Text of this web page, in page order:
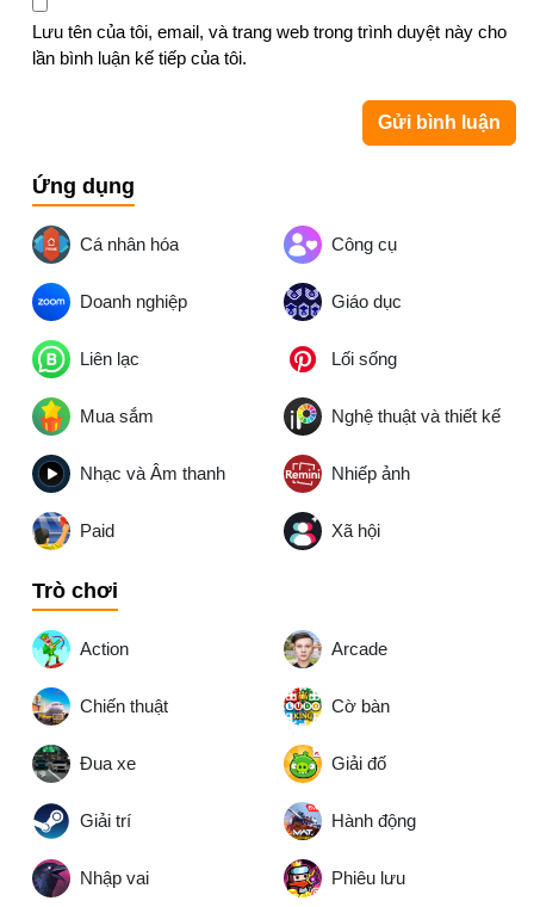
Lưu tên của tôi, email, và trang web trong trình duyệt này cho
lần bình luận kế tiếp của tôi.
Ứng dụng
Cá nhân hóa Công cụ
Doanh nghiệp Giáo dục
Liên lạc Lối sống
Mua sắm Nghệ thuật và thiết kế
Nhạc và Âm thanh Nhiếp ảnh
Paid Xã hội
Trò chơi
Action Arcade
Chiến thuật Cờ bàn
Đua xe Giải đố
Giải trí Hành động
Nhập vai Phiêu lưu